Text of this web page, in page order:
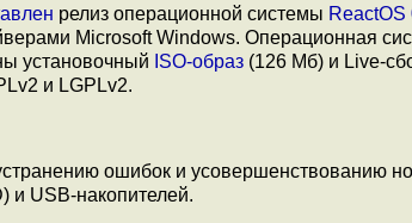
релиз операционной системы ReactOS
Microsoft Windows. Операционная
установочный ISO-образ (126 Мб) и Live-
и LGPLv2.
ошибок и усовершенствованию
и USB-накопителей.